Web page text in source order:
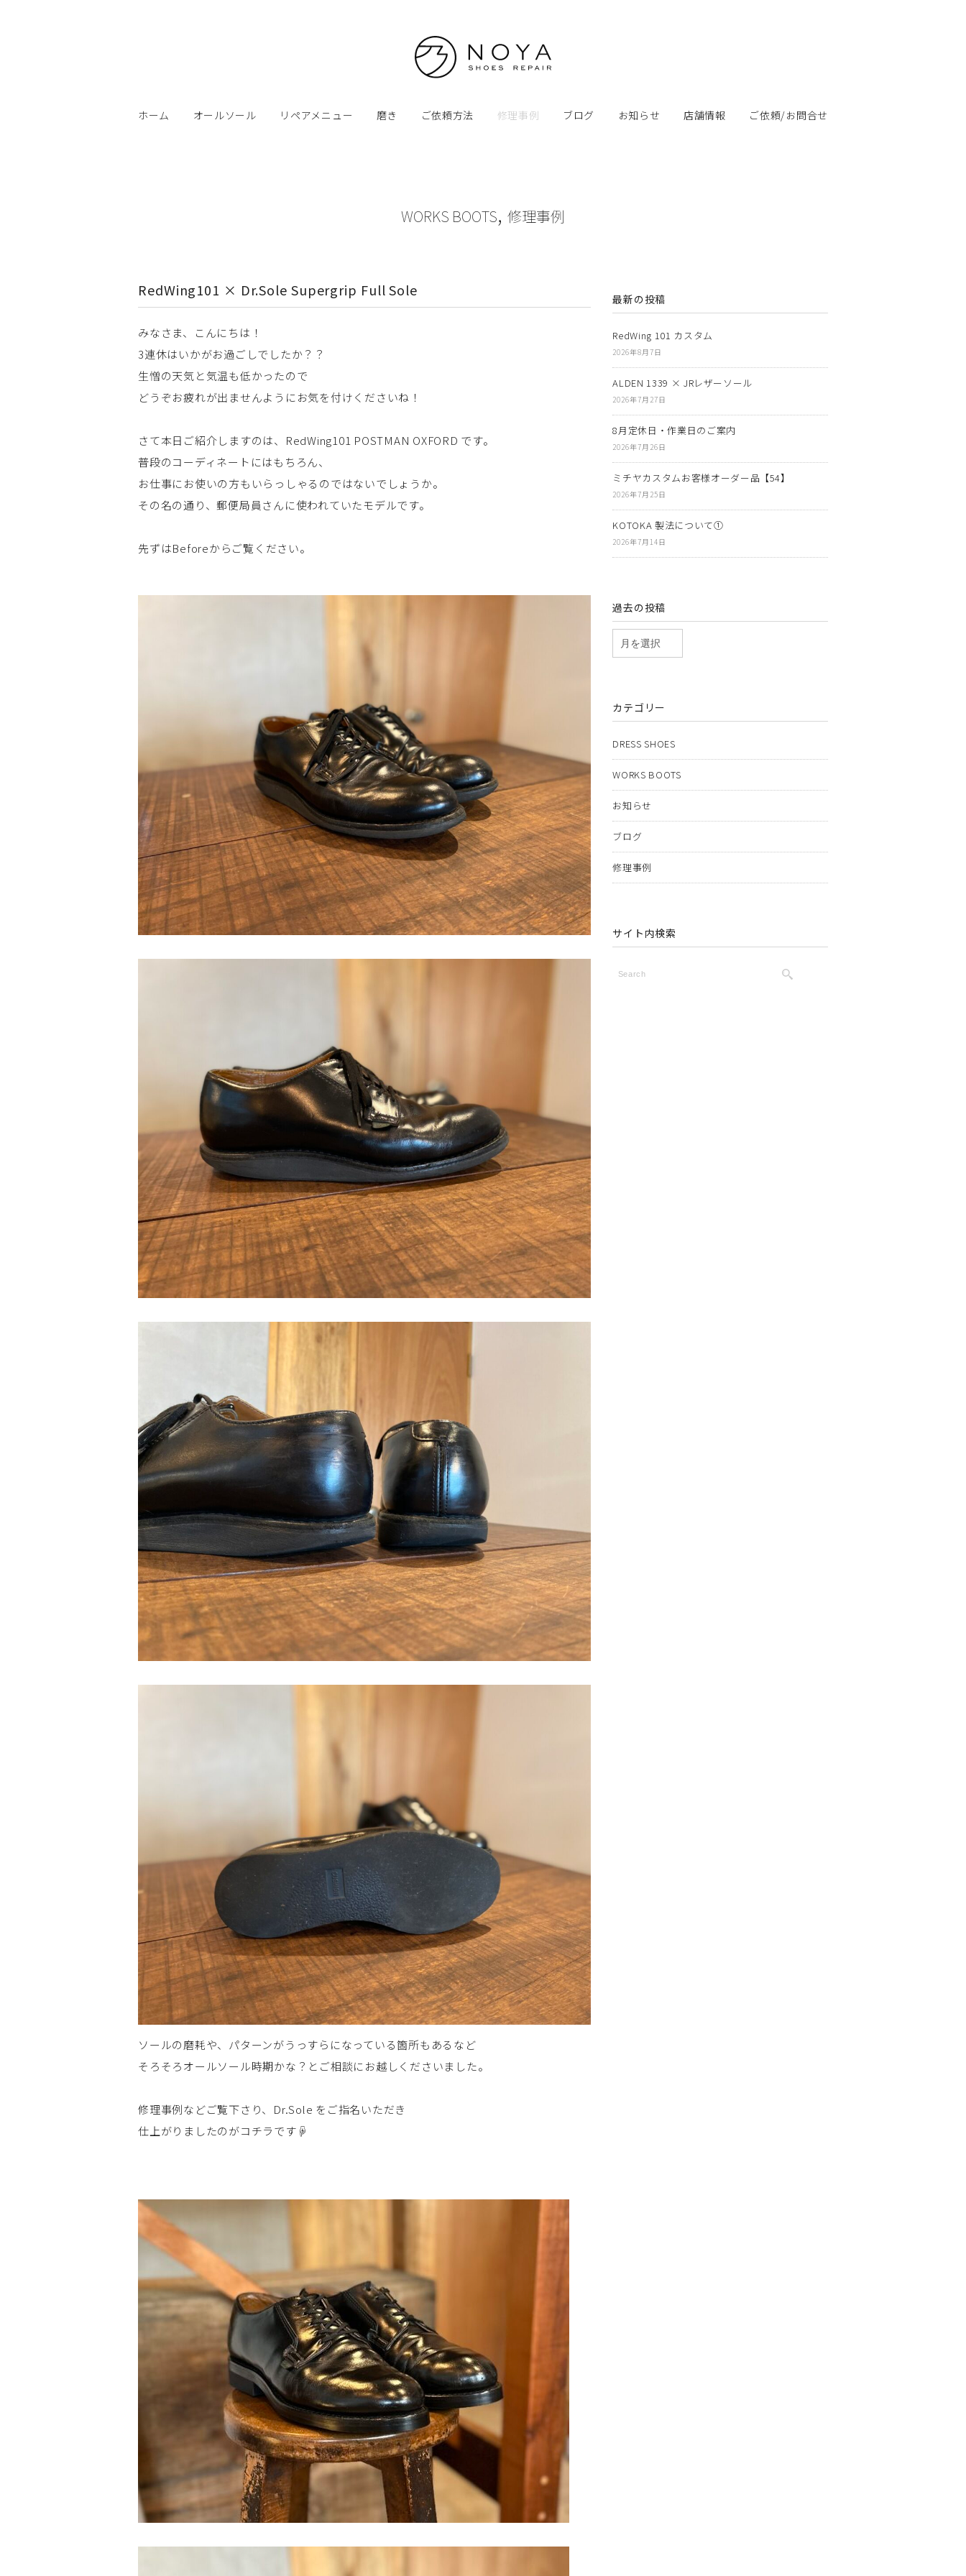
ホーム オールソール リペアメニュー 磨き ご依頼方法 修理事例 ブログ お知らせ 店舗情報 ご依頼/お問合せ
WORKS BOOTS, 修理事例
RedWing101 × Dr.Sole Supergrip Full Sole
みなさま、こんにちは！
3連休はいかがお過ごしでしたか？？
生憎の天気と気温も低かったので
どうぞお疲れが出ませんようにお気を付けくださいね！
さて本日ご紹介しますのは、RedWing101 POSTMAN OXFORD です。
普段のコーディネートにはもちろん、
お仕事にお使いの方もいらっしゃるのではないでしょうか。
その名の通り、郵便局員さんに使われていたモデルです。
先ずはBeforeからご覧ください。
ソールの磨耗や、パターンがうっすらになっている箇所もあるなど
そろそろオールソール時期かな？とご相談にお越しくださいました。
修理事例などご覧下さり、Dr.Sole をご指名いただき
仕上がりましたのがコチラです☟
最新の投稿
RedWing 101 カスタム
2026年8月7日
ALDEN 1339 × JRレザーソール
2026年7月27日
8月定休日・作業日のご案内
2026年7月26日
ミチヤカスタムお客様オーダー品【54】
2026年7月25日
KOTOKA 製法について①
2026年7月14日
過去の投稿
カテゴリー
DRESS SHOES
WORKS BOOTS
お知らせ
ブログ
修理事例
サイト内検索